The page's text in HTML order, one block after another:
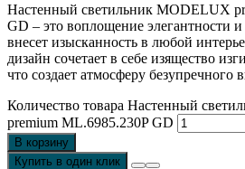
Настенный светильник MODELUX
GD – это воплощение элегантности
внесет изысканность в любой
дизайн сочетает в себе изящество
что создает атмосферу безупречного
Количество товара Настенный
premium ML.6985.230P GD
В корзину
Купить в один клик